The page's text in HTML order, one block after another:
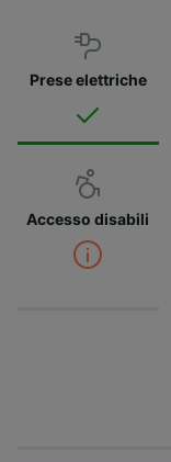
Prese elettriche
Accesso disabili